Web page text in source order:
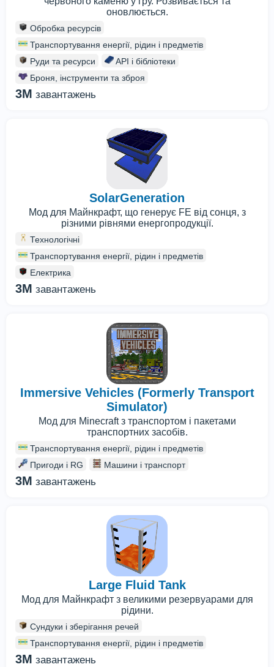
оновлюється.
Обробка ресурсів
Транспортування енергії, рідин і предметів
Руди та ресурси
API і бібліотеки
Броня, інструменти та зброя
3M завантажень
SolarGeneration
Мод для Майнкрафт, що генерує FE від сонця, з
різними рівнями енергопродукції.
Технологічні
Транспортування енергії, рідин і предметів
Електрика
3M завантажень
Immersive Vehicles (Formerly Transport
Simulator)
Мод для Minecraft з транспортом і пакетами
транспортних засобів.
Транспортування енергії, рідин і предметів
Пригоди і RG
Машини і транспорт
3M завантажень
Large Fluid Tank
Мод для Майнкрафт з великими резервуарами для
рідини.
Сундуки і зберігання речей
Транспортування енергії, рідин і предметів
3M завантажень